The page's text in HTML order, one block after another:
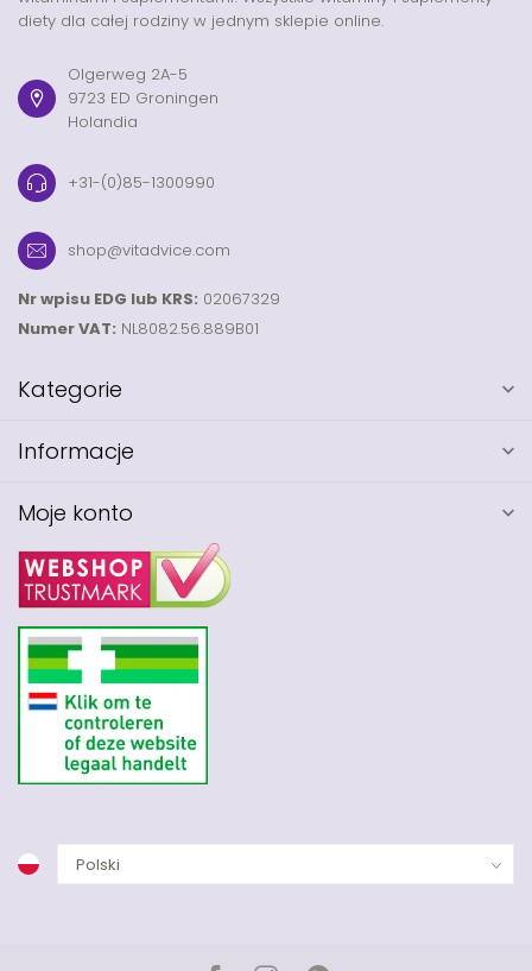
diety dla całej rodziny w jednym sklepie online.
Olgerweg 2A-5
9723 ED Groningen
Holandia
+31-(0)85-1300990
shop@vitadvice.com
Nr wpisu EDG lub KRS: 02067329
Numer VAT: NL8082.56.889B01
Kategorie
Informacje
Moje konto